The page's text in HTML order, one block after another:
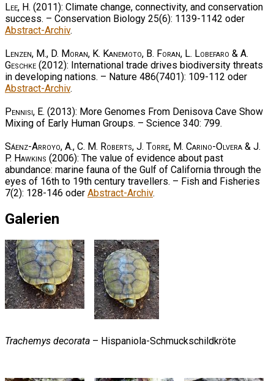
Lee, H. (2011): Climate change, connectivity, and conservation
success. – Conservation Biology 25(6): 1139-1142 oder
Abstract-Archiv.
Lenzen, M., D. Moran, K. Kanemoto, B. Foran, L. Lobefaro & A.
Geschke (2012): International trade drives biodiversity threats
in developing nations. – Nature 486(7401): 109-112 oder
Abstract-Archiv.
Pennisi, E. (2013): More Genomes From Denisova Cave Show
Mixing of Early Human Groups. – Science 340: 799.
Sáenz-Arroyo, A., C. M. Roberts, J. Torre, M. Carino-Olvera & J.
P. Hawkins (2006): The value of evidence about past
abundance: marine fauna of the Gulf of California through the
eyes of 16th to 19th century travellers. – Fish and Fisheries
7(2): 128-146 oder Abstract-Archiv.
Galerien
Trachemys decorata – Hispaniola-Schmuckschildkröte